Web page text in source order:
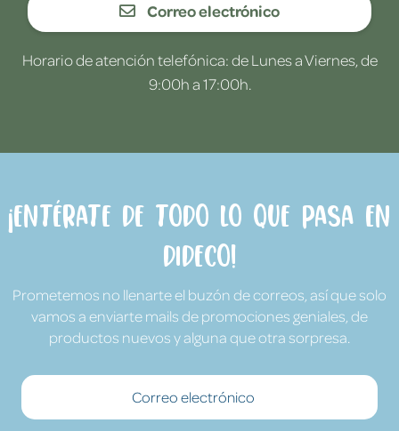
Correo electrónico
Horario de atención telefónica: de Lunes a Viernes, de
9:00h a 17:00h.
¡Entérate de todo lo que pasa en
Dideco!
Prometemos no llenarte el buzón de correos, así que solo
vamos a enviarte mails de promociones geniales, de
productos nuevos y alguna que otra sorpresa.